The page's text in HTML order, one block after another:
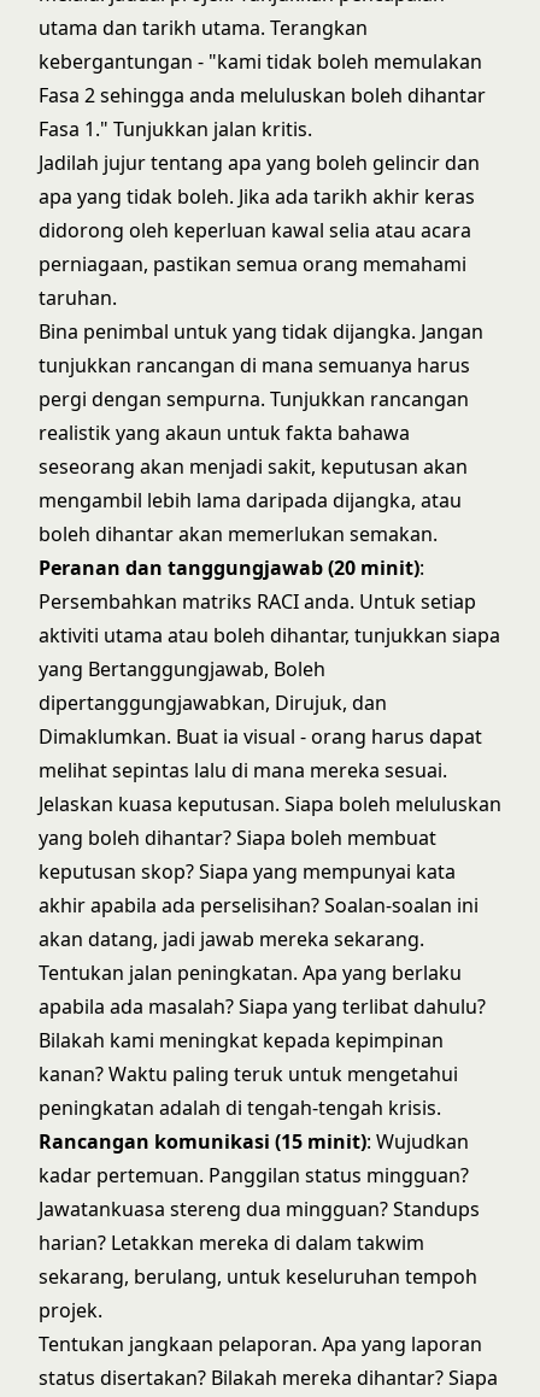
utama dan tarikh utama. Terangkan
kebergantungan - "kami tidak boleh memulakan
Fasa 2 sehingga anda meluluskan boleh dihantar
Fasa 1." Tunjukkan jalan kritis.
Jadilah jujur tentang apa yang boleh gelincir dan
apa yang tidak boleh. Jika ada tarikh akhir keras
didorong oleh keperluan kawal selia atau acara
perniagaan, pastikan semua orang memahami
taruhan.
Bina penimbal untuk yang tidak dijangka. Jangan
tunjukkan rancangan di mana semuanya harus
pergi dengan sempurna. Tunjukkan rancangan
realistik yang akaun untuk fakta bahawa
seseorang akan menjadi sakit, keputusan akan
mengambil lebih lama daripada dijangka, atau
boleh dihantar akan memerlukan semakan.
Peranan dan tanggungjawab (20 minit):
Persembahkan matriks RACI anda. Untuk setiap
aktiviti utama atau boleh dihantar, tunjukkan siapa
yang Bertanggungjawab, Boleh
dipertanggungjawabkan, Dirujuk, dan
Dimaklumkan. Buat ia visual - orang harus dapat
melihat sepintas lalu di mana mereka sesuai.
Jelaskan kuasa keputusan. Siapa boleh meluluskan
yang boleh dihantar? Siapa boleh membuat
keputusan skop? Siapa yang mempunyai kata
akhir apabila ada perselisihan? Soalan-soalan ini
akan datang, jadi jawab mereka sekarang.
Tentukan jalan peningkatan. Apa yang berlaku
apabila ada masalah? Siapa yang terlibat dahulu?
Bilakah kami meningkat kepada kepimpinan
kanan? Waktu paling teruk untuk mengetahui
peningkatan adalah di tengah-tengah krisis.
Rancangan komunikasi (15 minit): Wujudkan
kadar pertemuan. Panggilan status mingguan?
Jawatankuasa stereng dua mingguan? Standups
harian? Letakkan mereka di dalam takwim
sekarang, berulang, untuk keseluruhan tempoh
projek.
Tentukan jangkaan pelaporan. Apa yang laporan
status disertakan? Bilakah mereka dihantar? Siapa